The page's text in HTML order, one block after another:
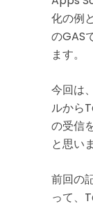
化の例
のGAS
ます。
今回は
ルから
の受信
と思い
前回の
って、